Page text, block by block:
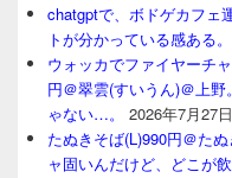
chatgptで、ボドゲカフェ
トが分かっている感ある。
ウォッカでファイヤーチ
円＠翠雲(すいうん)＠上
ゃない…。
2026年7月27日
たぬきそば(L)990円＠た
ャ固いんだけど、どこが